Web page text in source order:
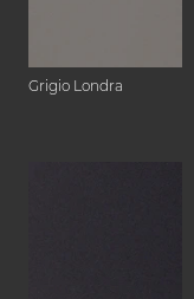
Grigio Londra